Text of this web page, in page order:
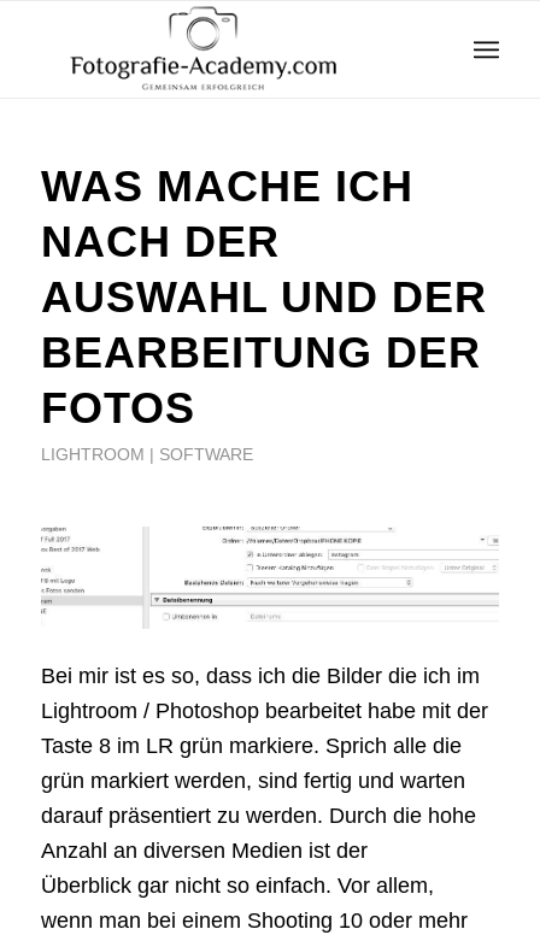
WAS MACHE ICH
NACH DER
AUSWAHL UND DER
BEARBEITUNG DER
FOTOS
LIGHTROOM | SOFTWARE
Bei mir ist es so, dass ich die Bilder die ich im
Lightroom / Photoshop bearbeitet habe mit der
Taste 8 im LR grün markiere. Sprich alle die
grün markiert werden, sind fertig und warten
darauf präsentiert zu werden. Durch die hohe
Anzahl an diversen Medien ist der
Überblick gar nicht so einfach. Vor allem,
wenn man bei einem Shooting 10 oder mehr